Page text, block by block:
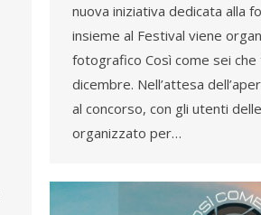
nuova iniziativa dedicata alla
insieme al Festival viene
fotografico Così come sei
dicembre. Nell’attesa
al concorso, con gli utenti
organizzato per…